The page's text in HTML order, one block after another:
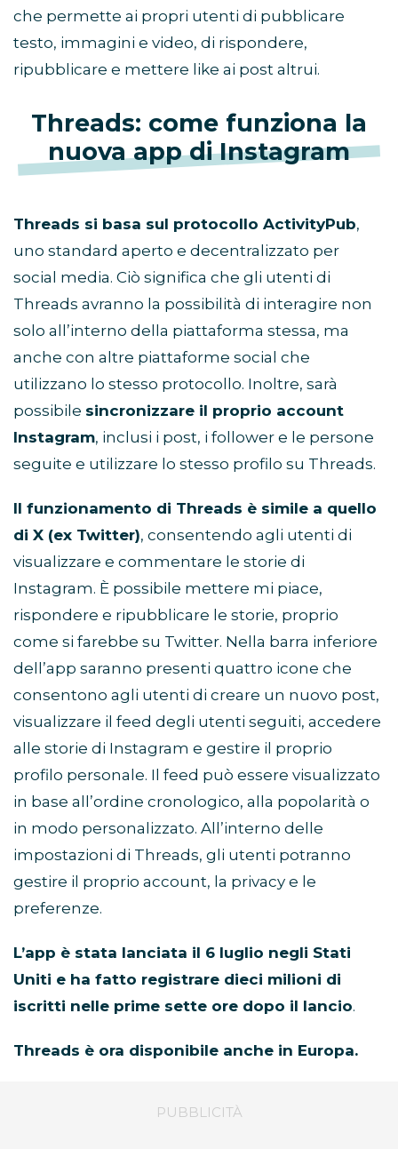
che permette ai propri utenti di pubblicare
testo, immagini e video, di rispondere,
ripubblicare e mettere like ai post altrui.
Threads: come funziona la
nuova app di Instagram
Threads si basa sul protocollo ActivityPub,
uno standard aperto e decentralizzato per
social media. Ciò significa che gli utenti di
Threads avranno la possibilità di interagire non
solo all’interno della piattaforma stessa, ma
anche con altre piattaforme social che
utilizzano lo stesso protocollo. Inoltre, sarà
possibile sincronizzare il proprio account
Instagram, inclusi i post, i follower e le persone
seguite e utilizzare lo stesso profilo su Threads.
Il funzionamento di Threads è simile a quello
di X (ex Twitter), consentendo agli utenti di
visualizzare e commentare le storie di
Instagram. È possibile mettere mi piace,
rispondere e ripubblicare le storie, proprio
come si farebbe su Twitter. Nella barra inferiore
dell’app saranno presenti quattro icone che
consentono agli utenti di creare un nuovo post,
visualizzare il feed degli utenti seguiti, accedere
alle storie di Instagram e gestire il proprio
profilo personale. Il feed può essere visualizzato
in base all’ordine cronologico, alla popolarità o
in modo personalizzato. All’interno delle
impostazioni di Threads, gli utenti potranno
gestire il proprio account, la privacy e le
preferenze.
L’app è stata lanciata il 6 luglio negli Stati
Uniti e ha fatto registrare dieci milioni di
iscritti nelle prime sette ore dopo il lancio.
Threads è ora disponibile anche in Europa.